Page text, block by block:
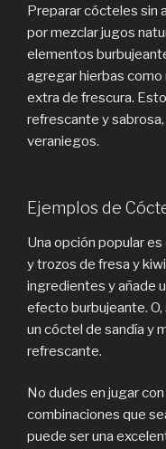
Preparar cócteles sin
por mezclar jugos
elementos
agregar hierbas como
extra de frescura.
refrescante y
veraniegos.
Ejemplos de
Una opción popular
y trozos de fresa y
ingredientes y añade
efecto burbujeante.
un cóctel de sandía y
refrescante.
No dudes en jugar
combinaciones que
puede ser una